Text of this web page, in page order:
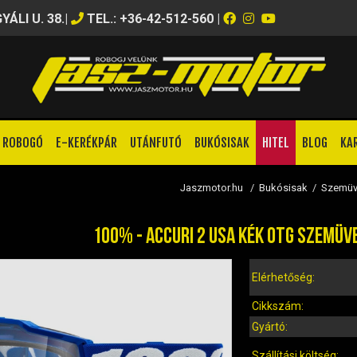
U. 38.| TEL.: +36-42-512-560 |
ROBOGÓ E-KERÉKPÁR UTÁNFUTÓ BUKÓSISAK HITEL BLOG
Jaszmotor.hu /Bukósisak /
100% - ACCURI 2 USA KÉK OTG
Elérhetőség:
Cikkszám:
Gyártó: